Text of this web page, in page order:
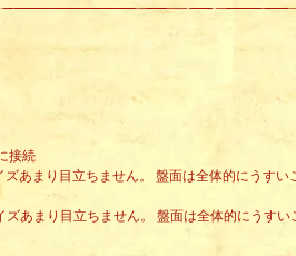
接続
あまり目立ちません。 盤面は全体的にうすい
あまり目立ちません。 盤面は全体的にうすい